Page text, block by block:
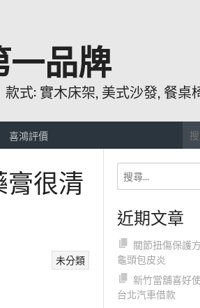
品牌
式: 實木床架, 美式沙發, 餐桌
喜鴻評價
很清
未分類
近期文章
關節扭傷保護
龜頭包皮炎
新竹當舖喜好
台北汽車借款